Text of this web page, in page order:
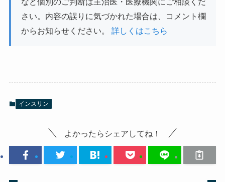
さい。内容の誤りに気づかれた場合は、コメント欄
からお知らせください。 詳しくはこちら
インスリン
よかったらシェアしてね！